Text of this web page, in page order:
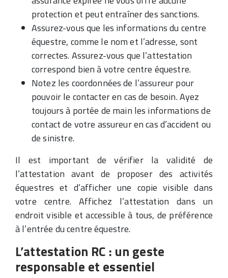
protection et peut entraîner des sanctions.
Assurez-vous que les informations du centre
équestre, comme le nom et l’adresse, sont
correctes. Assurez-vous que l’attestation
correspond bien à votre centre équestre.
Notez les coordonnées de l’assureur pour
pouvoir le contacter en cas de besoin. Ayez
toujours à portée de main les informations de
contact de votre assureur en cas d’accident ou
de sinistre.
Il est important de vérifier la validité de
l’attestation avant de proposer des activités
équestres et d’afficher une copie visible dans
votre centre. Affichez l’attestation dans un
endroit visible et accessible à tous, de préférence
à l’entrée du centre équestre.
L’attestation RC : un geste
responsable et essentiel